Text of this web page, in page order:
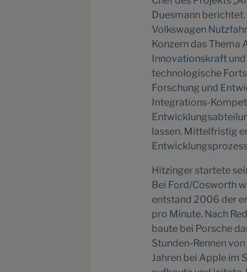
Duesmann
Volkswagen
Konzern das Thema
Innovationskraft
technologische
Forschung und
Integrations-
lassen. Mittelfristig
Hitzinger startete
Bei Ford/Cosworth
entstand 2006 der
pro Minute. Nach
baute bei Porsche
Stunden-Rennen
Jahren bei Apple im